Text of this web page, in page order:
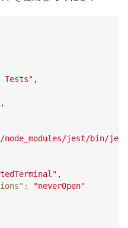
Tests" ,
,
node_modules/jest/bin/
,
:
"neverOpen"